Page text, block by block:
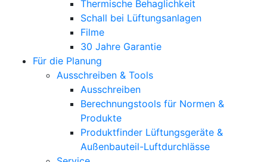
Thermische Behaglichkeit
Schall bei Lüftungsanlagen
Filme
30 Jahre Garantie
Für die Planung
Ausschreiben & Tools
Ausschreiben
Berechnungstools für Normen &
Produkte
Produktfinder Lüftungsgeräte &
Außenbauteil-Luftdurchlässe